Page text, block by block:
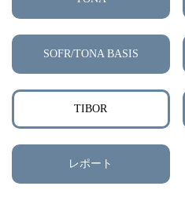
SOFR/TONA BASIS
TIBOR
レポート